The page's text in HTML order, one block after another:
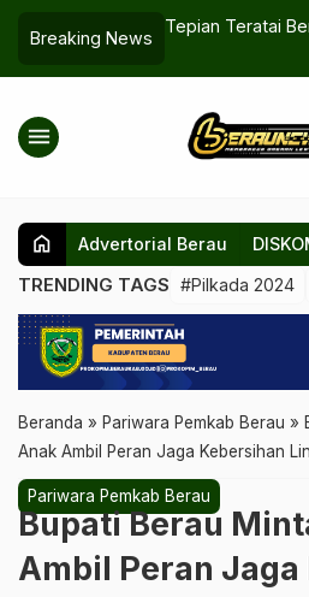
Breaking News
Bersolek: Rombong
Akan Segera Hadir
Jelang
Pemkab
menu
home Advertorial Berau
TRENDING TAGS #Pilkada 2024
Beranda » Pariwara Pemkab Berau »
Anak Ambil Peran Jaga Kebersihan
Pariwara Pemkab Berau
Bupati Berau
Ambil Peran